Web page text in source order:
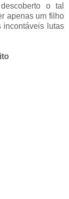
o tal
apenas um filho
incontáveis lutas